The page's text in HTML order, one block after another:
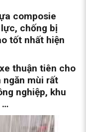
composie
chống bị
tốt nhất hiện
thuận tiên cho
ngăn mùi rất
nghiệp, khu
…